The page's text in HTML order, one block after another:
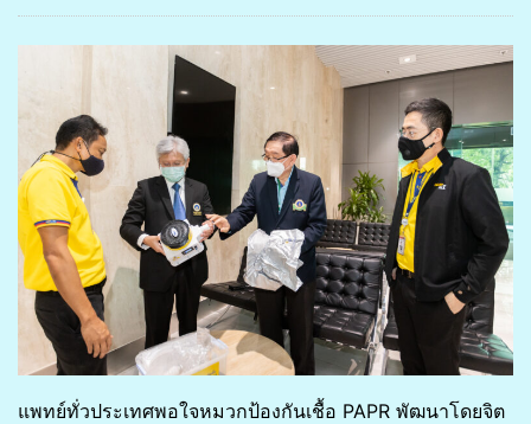
แพทย์ทั่วประเทศพอใจหมวกป้องกันเชื้อ PAPR พัฒนาโดยจิต